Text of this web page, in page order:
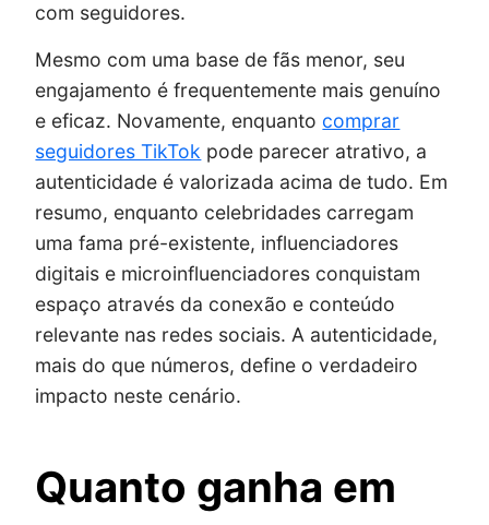
com seguidores.
Mesmo com uma base de fãs menor, seu
engajamento é frequentemente mais genuíno
e eficaz. Novamente, enquanto comprar
seguidores TikTok pode parecer atrativo, a
autenticidade é valorizada acima de tudo. Em
resumo, enquanto celebridades carregam
uma fama pré-existente, influenciadores
digitais e microinfluenciadores conquistam
espaço através da conexão e conteúdo
relevante nas redes sociais. A autenticidade,
mais do que números, define o verdadeiro
impacto neste cenário.
Quanto ganha em